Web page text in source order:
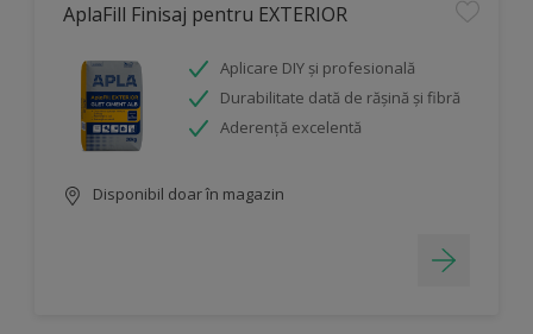
AplaFill Finisaj pentru EXTERIOR
Aplicare DIY și profesională
Durabilitate dată de rășină și fibră
Aderență excelentă
Disponibil doar în magazin